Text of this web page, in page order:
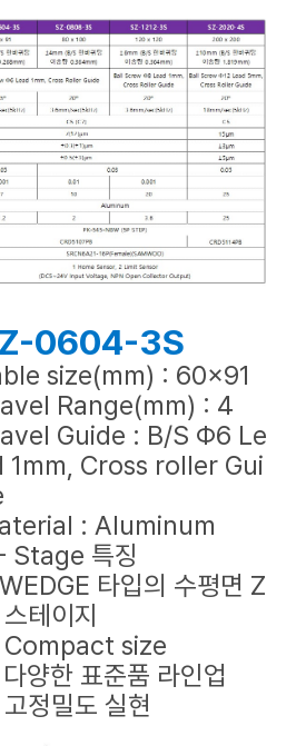
0604-3S
size(mm) : 60x91
Range(mm) : 4
Guide : B/S Φ6 Le
1mm, Cross roller Gui
: Aluminum
Stage 특징
타입의 수평면 Z
테이지
size
양한 표준품 라인업
정밀도 실현